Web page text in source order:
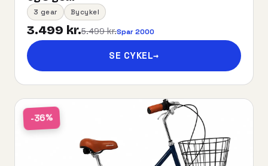
3 gear Bycykel
3.499 kr.5.499 kr.Spar 2000
SE CYKEL→
-36%